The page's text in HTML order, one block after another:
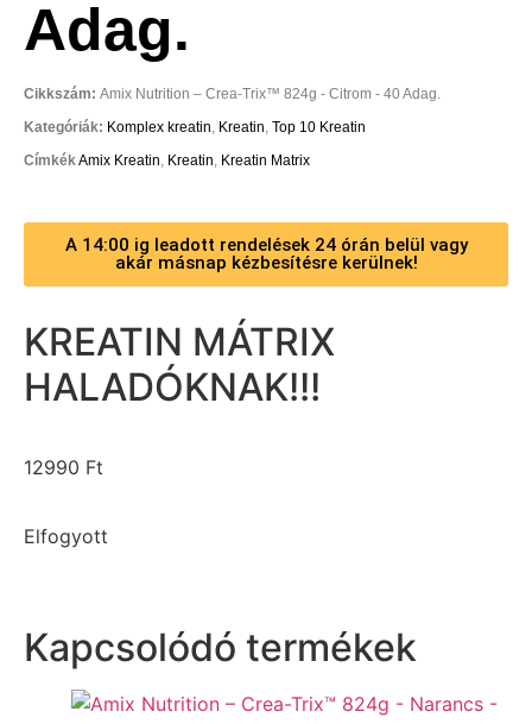
Adag.
Cikkszám: Amix Nutrition – Crea-Trix™ 824g - Citrom - 40 Adag.
Kategóriák: Komplex kreatin, Kreatin, Top 10 Kreatin
CímkékAmix Kreatin, Kreatin, Kreatin Matrix
A 14:00 ig leadott rendelések 24 órán belül vagy
akár másnap kézbesítésre kerülnek!
KREATIN MÁTRIX
HALADÓKNAK!!!
12990 Ft
Elfogyott
Kapcsolódó termékek